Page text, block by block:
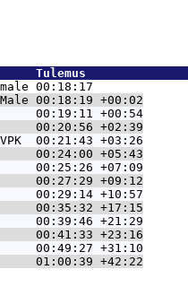
Tulemus
00:18:17
00:18:19 +00:02
00:19:11 +00:54
00:20:56 +02:39
00:21:43 +03:26
00:24:00 +05:43
00:25:26 +07:09
00:27:29 +09:12
00:29:14 +10:57
00:35:32 +17:15
00:39:46 +21:29
+23:16
00:49:27 +31:10
01:00:39 +42:22